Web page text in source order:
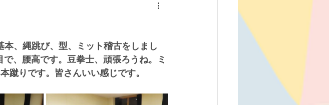
、縄跳び、型、ミット稽古をしまし
、腰高です。豆拳士、頑張ろうね。ミ
蹴りです。皆さんいい感じです。